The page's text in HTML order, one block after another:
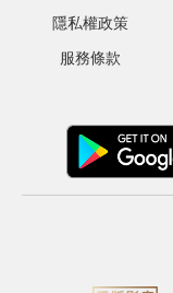
隱私權政策
服務條款